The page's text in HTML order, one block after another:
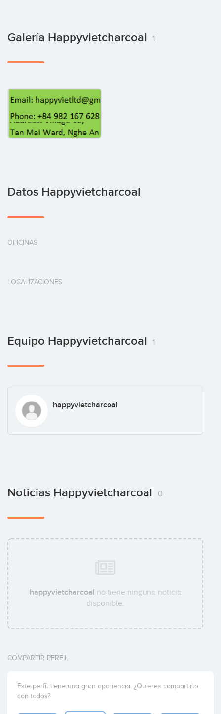
Galería Happyvietcharcoal 1
Datos Happyvietcharcoal
OFICINAS
LOCALIZACIONES
Equipo Happyvietcharcoal 1
happyvietcharcoal
Noticias Happyvietcharcoal 0
happyvietcharcoal no tiene ninguna noticia
disponible.
COMPARTIR PERFIL
Este perfil tiene una gran apariencia. ¿Quieres compartirlo
con todos?